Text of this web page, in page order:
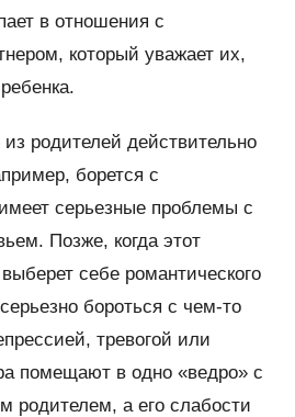
в отношения с
который уважает их,
родителей действительно
борется с
серьезные проблемы с
Позже, когда этот
себе романтического
бороться с чем-то
тревогой или
помещают в одно «ведро» с
родителем, а его слабости